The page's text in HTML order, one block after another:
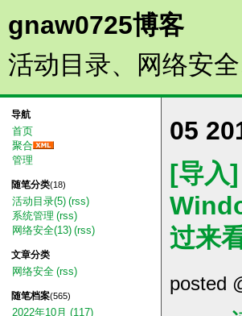
gnaw0725博客
活动目录、网络安
导航
首页
聚合
管理
随笔分类(18)
活动目录(5) (rss)
系统管理 (rss)
网络安全(13) (rss)
文章分类
网络安全 (rss)
随笔档案(565)
2022年10月 (117)
05
[导入
过来
posted